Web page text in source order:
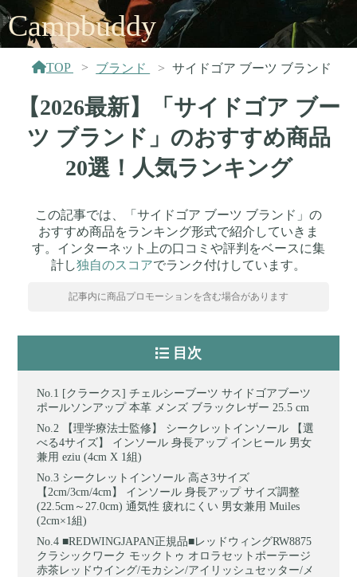
Campbuddy
TOP ブランド サイドゴア ブーツ ブランド
【2026最新】「サイドゴア ブー
ツ ブランド」のおすすめ商品
20選！人気ランキング
この記事では、「サイドゴア ブーツ ブランド」の
おすすめ商品をランキング形式で紹介していきま
す。インターネット上の口コミや評判をベースに集
計し独自のスコアでランク付けしています。
記事内に商品プロモーションを含む場合があります
目次
[クラークス] チェルシーブーツ サイドゴアブーツ
ポールソンアップ 本革 メンズ ブラックレザー 25.5 cm
【理学療法士監修】 シークレットインソール 【選
べる4サイズ】 インソール 身長アップ インヒール 男女
兼用 eziu (4cm X 1組)
シークレットインソール 高さ3サイズ
【2cm/3cm/4cm】 インソール 身長アップ サイズ調整
(22.5cm～27.0cm) 通気性 疲れにくい 男女兼用 Muiles
(2cm×1組)
■REDWINGJAPAN正規品■レッドウィングRW8875
クラシックワーク モックトゥ オロラセットポーテージ
赤茶レッドウイング/モカシン/アイリッシュセッター/メ